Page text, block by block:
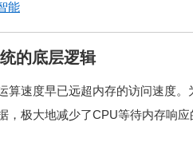
能
的底层逻辑
算速度早已远超内存的访问速度
，极大地减少了CPU等待内存响